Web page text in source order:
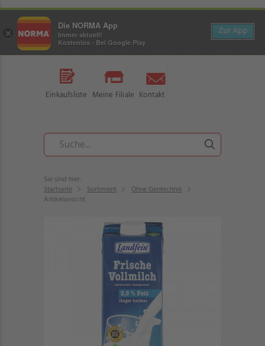
Einkaufsliste Meine Filiale Kontakt
Sie sind hier:
Startseite
Sortiment
Ohne Gentechnik
Artikelansicht
×
Die NORMA App
Immer aktuell!
Kostenlos - Bei Google Play
Zur App